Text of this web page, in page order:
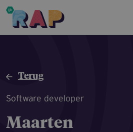
Overslaan en naar de inhoud gaan
Terug
Software developer
Maarten